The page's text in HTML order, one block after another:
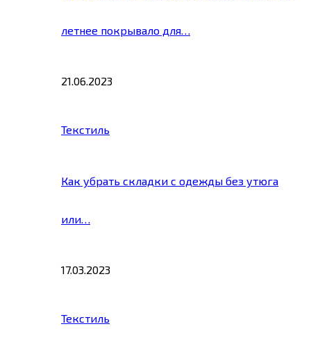
летнее покрывало для…
21.06.2023
Текстиль
Как убрать складки с одежды без утюга
или…
17.03.2023
Текстиль